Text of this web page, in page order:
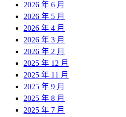
2026 年 6 月
2026 年 5 月
2026 年 4 月
2026 年 3 月
2026 年 2 月
2025 年 12 月
2025 年 11 月
2025 年 9 月
2025 年 8 月
2025 年 7 月